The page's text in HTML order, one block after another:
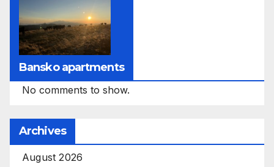
Bansko apartments
No comments to show.
Archives
August 2026